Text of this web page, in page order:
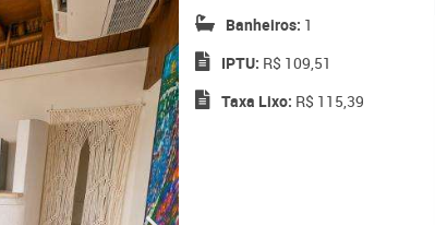
Banheiros: 1
IPTU: R$ 109,51
Taxa Lixo: R$ 115,39